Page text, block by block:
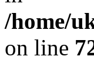
/home/
on line